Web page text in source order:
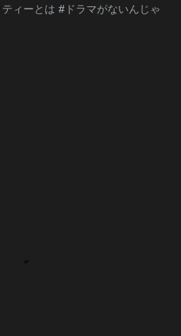
ィーとは #ドラマがないんじゃ